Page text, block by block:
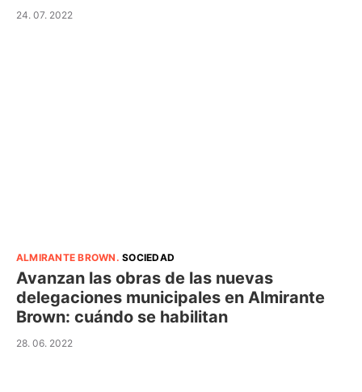
24. 07. 2022
ALMIRANTE BROWN .SOCIEDAD
Avanzan las obras de las nuevas
delegaciones municipales en Almirante
Brown: cuándo se habilitan
28. 06. 2022